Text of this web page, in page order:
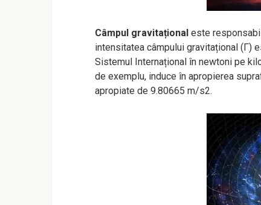
Câmpul gravitațional este
intensitatea câmpului gravitațional (Γ)
Sistemul Internațional în newtoni pe
de exemplu, induce în apropierea
apropiate de 9.80665 m/s2.